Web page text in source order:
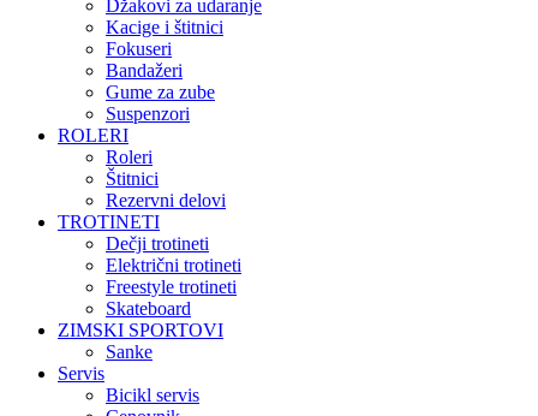
Džakovi za udaranje
Kacige i štitnici
Fokuseri
Bandažeri
Gume za zube
Suspenzori
ROLERI
Roleri
Štitnici
Rezervni delovi
TROTINETI
Dečji trotineti
Električni trotineti
Freestyle trotineti
Skateboard
ZIMSKI SPORTOVI
Sanke
Servis
Bicikl servis